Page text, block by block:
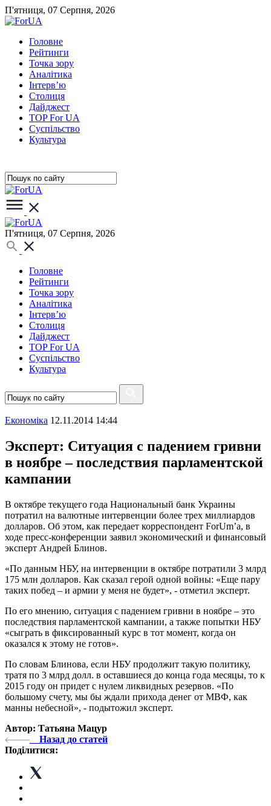
П'ятниця, 07 Серпня, 2026
Головне
Рейтинги
Точка зору
Аналітика
Інтерв’ю
Столиця
Дайджест
TOP For UA
Суспiльство
Культура
П'ятниця, 07 Серпня, 2026
Головне
Рейтинги
Точка зору
Аналітика
Інтерв’ю
Столиця
Дайджест
TOP For UA
Суспiльство
Культура
Економіка 12.11.2014 14:44
Эксперт: Ситуация с падением гривни
в ноябре – последствия парламентской
кампании
В октябре текущего года Национальный банк Украины
потратил на валютные интервенции более трех миллиардов
долларов. Об этом, как передает корреспондент ForUm’а, в
ходе пресс-конференции заявил экономический и финансовый
эксперт Андрей Блинов.
«По данным НБУ, на интервенции в октябре потратили 3 млрд
175 млн долларов. Как сказал герой одной войны: «Еще пару
таких побед – и армии у меня не будет», - отметил эксперт.
По его мнению, ситуация с падением гривни в ноябре – это
последствия парламентской кампании, а также попытки НБУ
«сыграть в фиксированный курс в тот момент, когда он
оказался к этому не готов».
По словам Блинова, если НБУ продолжит такую политику,
тратя по 3 млрд долл. в оставшиеся до конца года месяцы, то к
2015 году он придет с нулем ликвидных резервов. «По
большому счету, мы бы ждали прихода денег от МВФ, как
манны небесной», - подытожил эксперт.
Автор: Татьяна Мацур
Назад до статей
Поділитися: